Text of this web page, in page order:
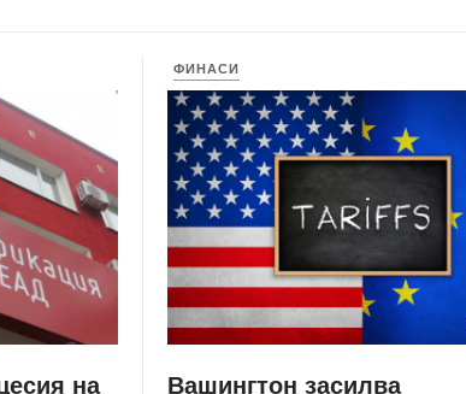
на
ФИНАСИ
Вашингтон засилва